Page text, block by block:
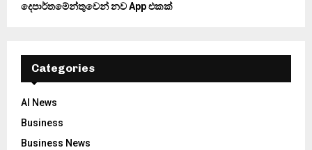
දෙපාර්තමේන්තුවෙන් නව App එකක්
Categories
AI News
Business
Business News